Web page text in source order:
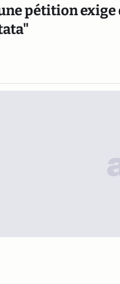
pétition